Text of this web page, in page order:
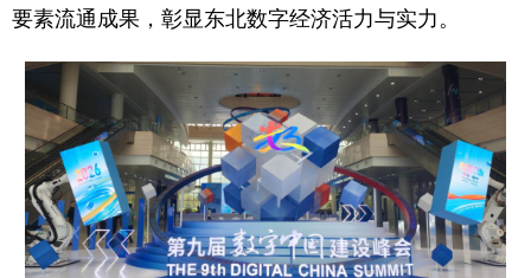
会展 彩票 娱乐 时尚
悦读 公益 书画 一带一路
亚太网 上市公司 投教基地
地方频道
北京 天津 河北 山西
要素流通成果，彰显东北数字经济活力与实力。